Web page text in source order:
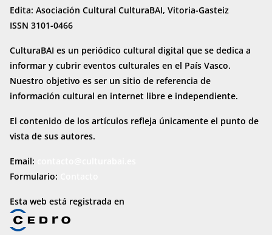
Edita: Asociación Cultural CulturaBAI, Vitoria-Gasteiz
ISSN 3101-0466
CulturaBAI es un periódico cultural digital que se dedica a
informar y cubrir eventos culturales en el País Vasco.
Nuestro objetivo es ser un sitio de referencia de
información cultural en internet libre e independiente.
El contenido de los artículos refleja únicamente el punto de
vista de sus autores.
Email:
Formulario:
Esta web está registrada en